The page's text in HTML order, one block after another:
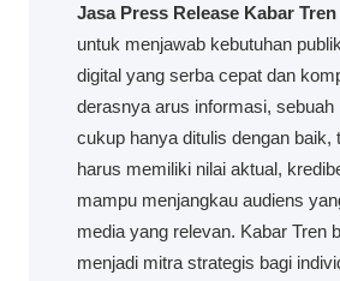
Jasa Press Release Kabar Tren
untuk menjawab kebutuhan
digital yang serba cepat dan
derasnya arus informasi, sebuah
cukup hanya ditulis dengan baik,
harus memiliki nilai aktual,
mampu menjangkau audiens
media yang relevan. Kabar Tren
menjadi mitra strategis bagi